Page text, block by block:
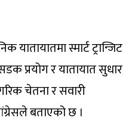
यातायातमा स्मार्ट ट्रान्जिट
प्रयोग र यातायात सुधार
चेतना र सवारी
बताएको छ ।